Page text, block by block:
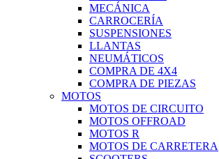
MECÁNICA
CARROCERÍA
SUSPENSIONES
LLANTAS
NEUMÁTICOS
COMPRA DE 4X4
COMPRA DE PIEZAS
MOTOS
MOTOS DE CIRCUITO
MOTOS OFFROAD
MOTOS R
MOTOS DE CARRETERA